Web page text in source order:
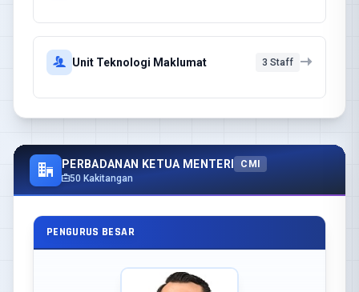
Unit Teknologi Maklumat 3 Staff
PERBADANAN KETUA MENTERI
CMI
50 Kakitangan
PENGURUS BESAR